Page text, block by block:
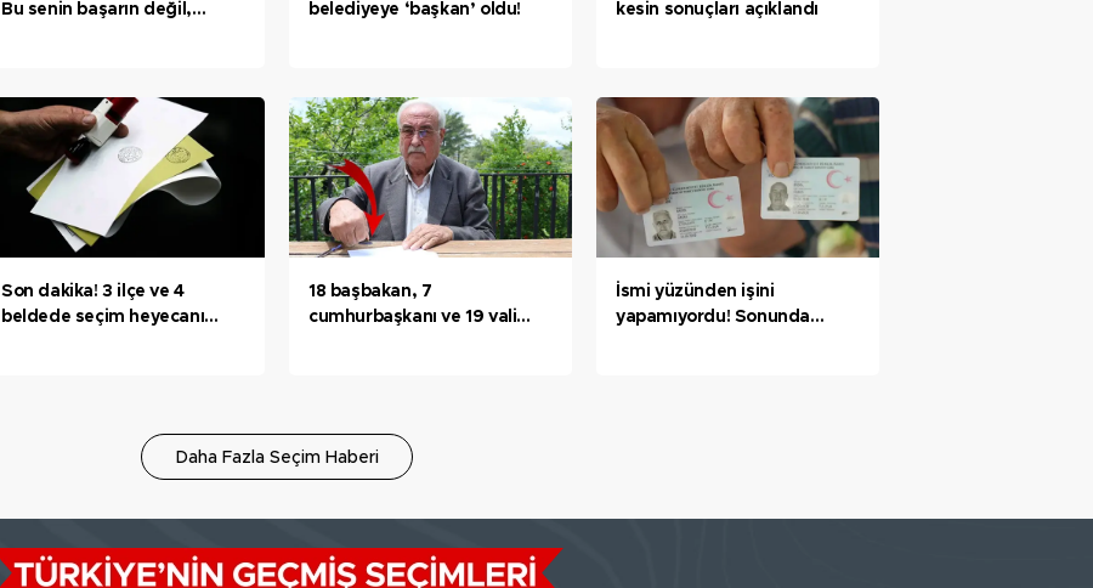
Bu senin başarın değil,
belediyeye ‘başkan’ oldu!
kesin sonuçları açıklandı
Son dakika! 3 ilçe ve 4
beldede seçim heyecanı
18 başbakan, 7
cumhurbaşkanı ve 19 vali
İsmi yüzünden işini
yapamıyordu! Sonunda
Daha Fazla Seçim Haberi